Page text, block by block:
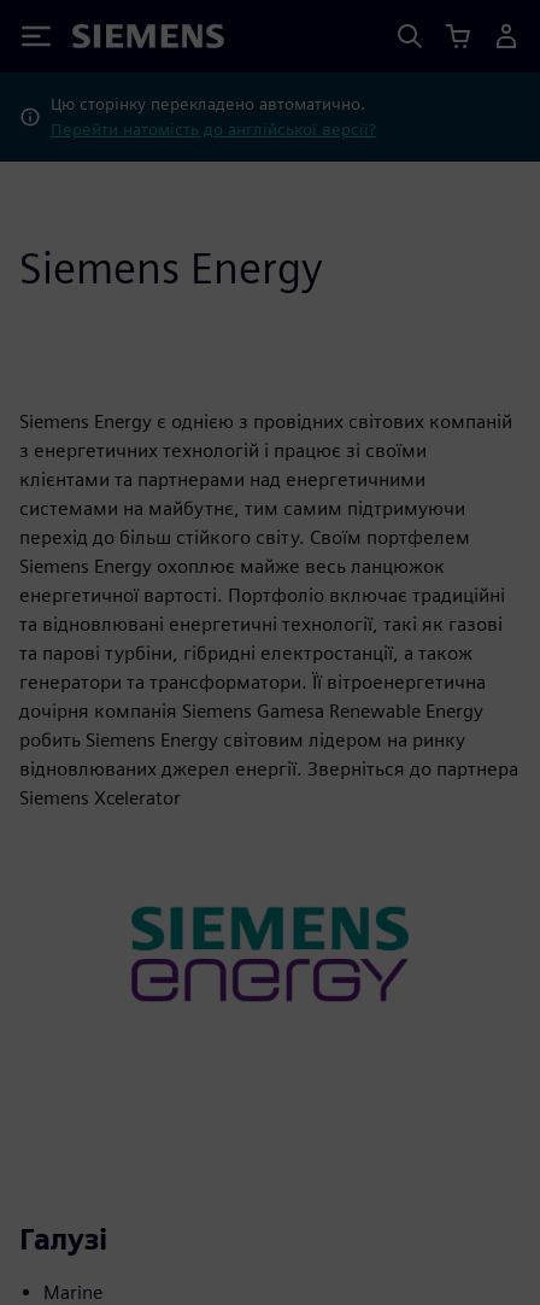
Siemens
Цю сторінку перекладено автоматично.
Перейти натомість до англійської версії?
Siemens Energy
Siemens Energy є однією з провідних світових компаній
з енергетичних технологій і працює зі своїми
клієнтами та партнерами над енергетичними
системами на майбутнє, тим самим підтримуючи
перехід до більш стійкого світу. Своїм портфелем
Siemens Energy охоплює майже весь ланцюжок
енергетичної вартості. Портфоліо включає традиційні
та відновлювані енергетичні технології, такі як газові
та парові турбіни, гібридні електростанції, а також
генератори та трансформатори. Її вітроенергетична
дочірня компанія Siemens Gamesa Renewable Energy
робить Siemens Energy світовим лідером на ринку
відновлюваних джерел енергії. Зверніться до партнера
Siemens Xcelerator
Галузі
Marine